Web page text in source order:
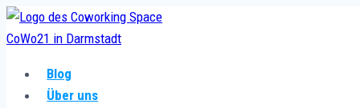
Zum
Inhalt
Blog
Über uns